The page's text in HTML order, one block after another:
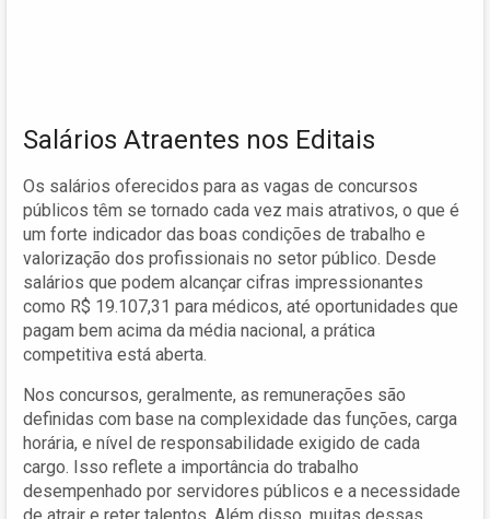
Salários Atraentes nos Editais
Os salários oferecidos para as vagas de concursos
públicos têm se tornado cada vez mais atrativos, o que é
um forte indicador das boas condições de trabalho e
valorização dos profissionais no setor público. Desde
salários que podem alcançar cifras impressionantes
como R$ 19.107,31 para médicos, até oportunidades que
pagam bem acima da média nacional, a prática
competitiva está aberta.
Nos concursos, geralmente, as remunerações são
definidas com base na complexidade das funções, carga
horária, e nível de responsabilidade exigido de cada
cargo. Isso reflete a importância do trabalho
desempenhado por servidores públicos e a necessidade
de atrair e reter talentos. Além disso, muitas dessas